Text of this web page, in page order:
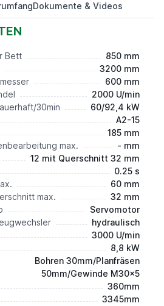
Dokumente & Videos
Bett
850 mm
3200 mm
600 mm
2000 U/min
30min
60/92,4 kW
A2-15
185 mm
max.
- mm
12 mit Querschnitt 32 mm
0.25 s
60 mm
max.
32 mm
Servomotor
hydraulisch
3000 U/min
8,8 kW
Bohren 30mm/Planfräsen
50mm/Gewinde M30x5
360mm
3345mm